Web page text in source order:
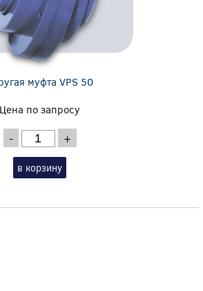
муфта VPS 50
Цена по запросу
- +
в корзину